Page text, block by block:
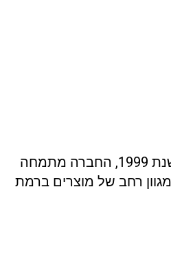
רקמת רויאל הוקמה בשנת 1999, החברה מתמחה
רחב של מוצרים ברמת